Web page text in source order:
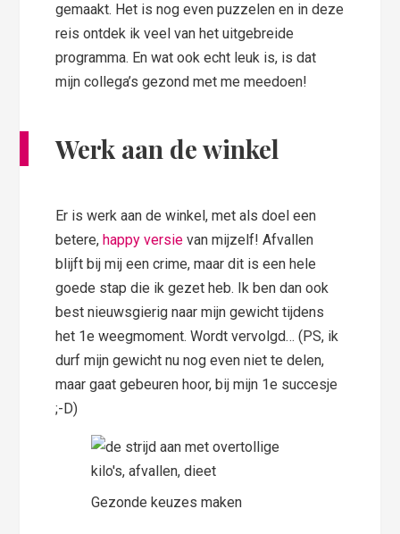
gemaakt. Het is nog even puzzelen en in deze
reis ontdek ik veel van het uitgebreide
programma. En wat ook echt leuk is, is dat
mijn collega’s gezond met me meedoen!
Werk aan de winkel
Er is werk aan de winkel, met als doel een
betere, happy versie van mijzelf! Afvallen
blijft bij mij een crime, maar dit is een hele
goede stap die ik gezet heb. Ik ben dan ook
best nieuwsgierig naar mijn gewicht tijdens
het 1e weegmoment. Wordt vervolgd… (PS, ik
durf mijn gewicht nu nog even niet te delen,
maar gaat gebeuren hoor, bij mijn 1e succesje
;-D)
Gezonde keuzes maken